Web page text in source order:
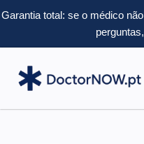
Garantia total: se o médico